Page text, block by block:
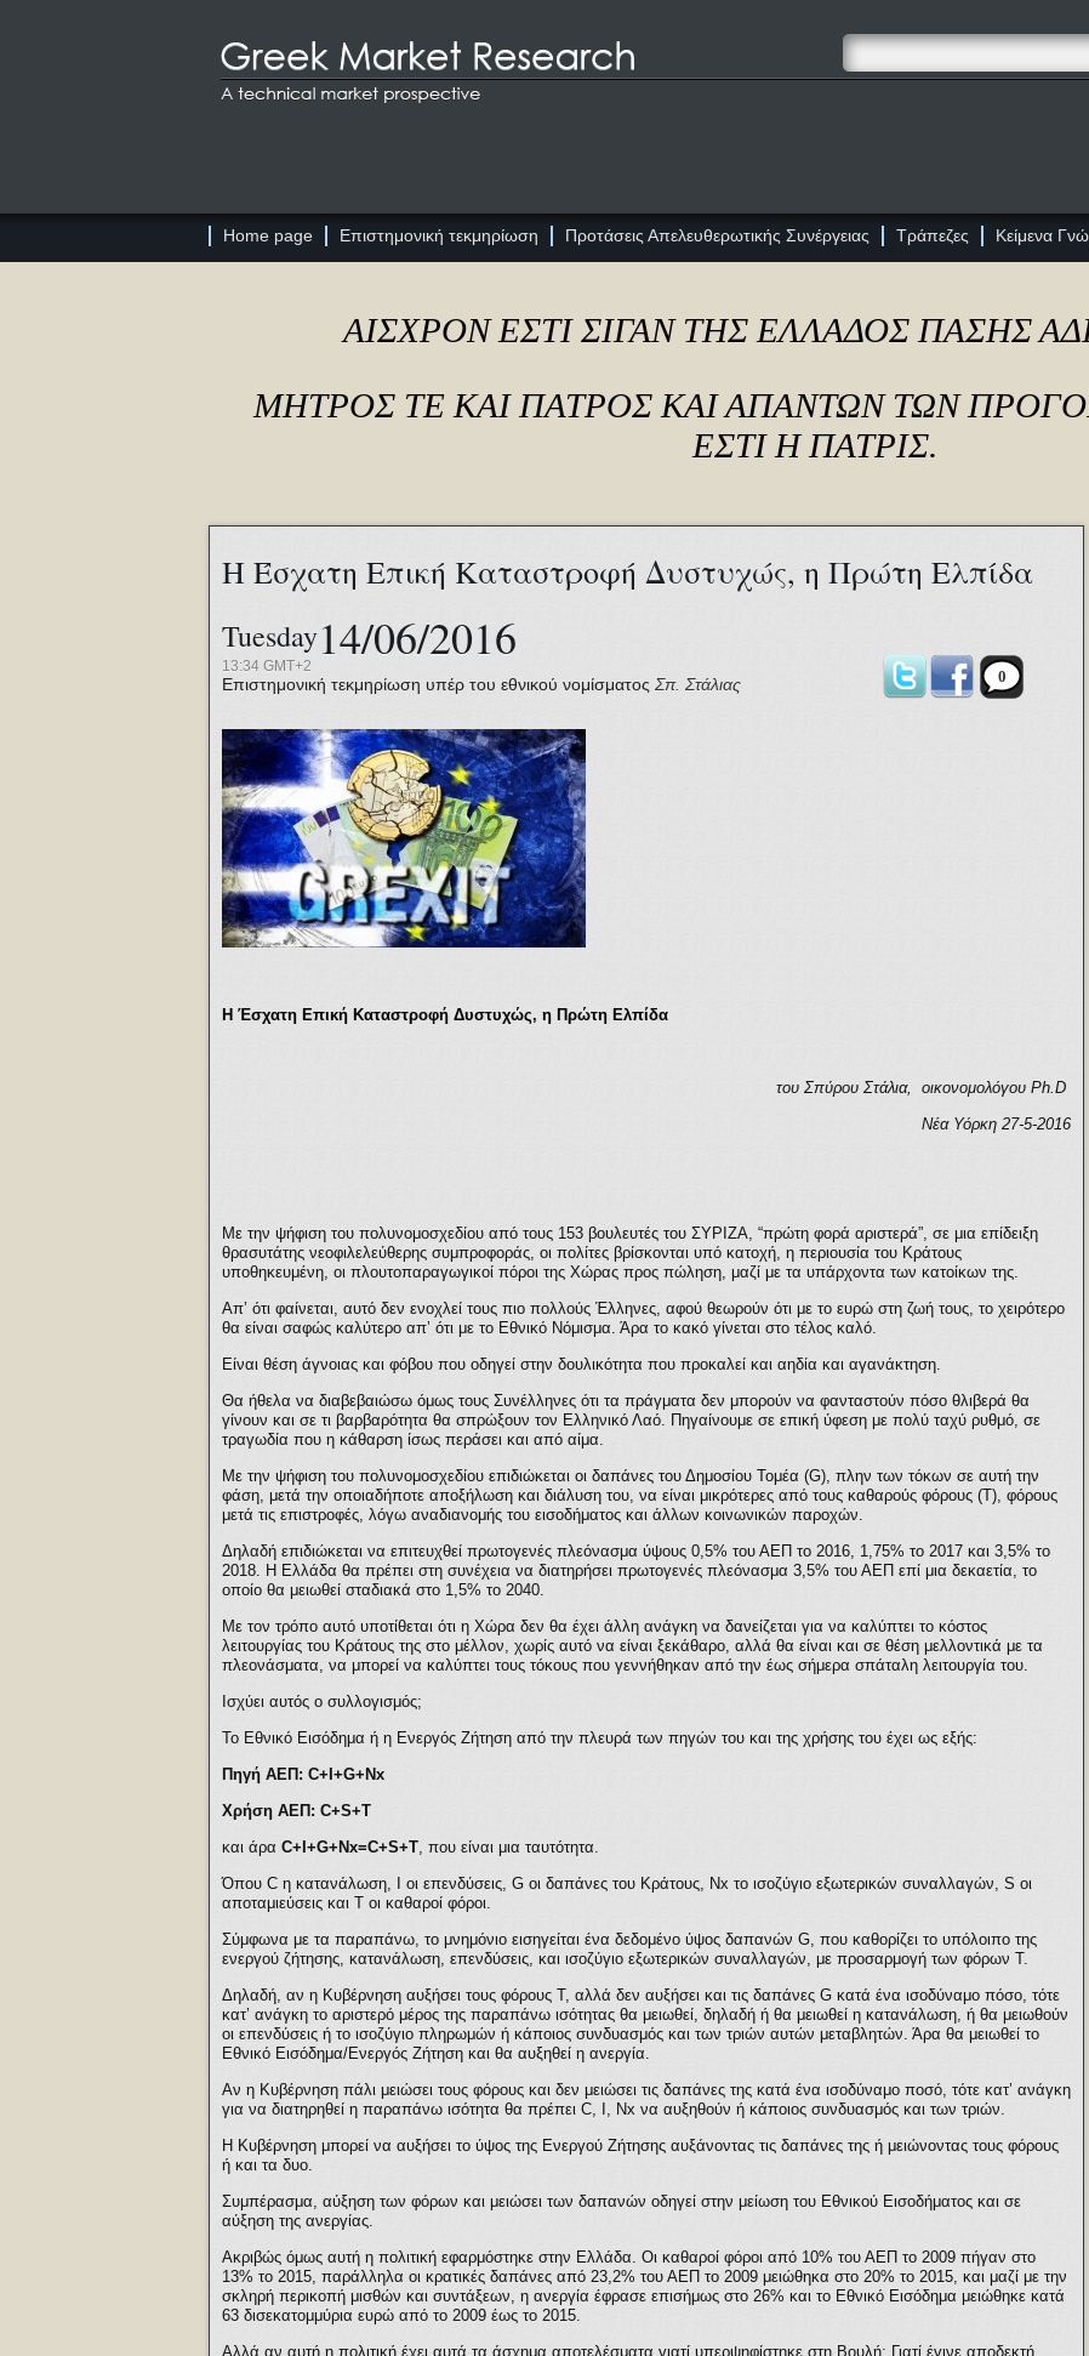
Home page Επιστημονική τεκμηρίωση Προτάσεις Απελευθερωτικής Συνέργειας Τράπεζες Κείμενα
ΑΙΣΧΡΟΝ ΕΣΤΙ ΣΙΓΑΝ ΤΗΣ ΕΛΛΑΔΟΣ ΠΑΣΗΣ
ΜΗΤΡΟΣ ΤΕ ΚΑΙ ΠΑΤΡΟΣ ΚΑΙ ΑΠΑΝΤΩΝ ΤΩΝ
ΕΣΤΙ Η ΠΑΤΡΙΣ.
Η Έσχατη Επική Καταστροφή Δυστυχώς, η Πρώτη Ελπίδα
Tuesday14/06/2016
13:34 GMT+2
Επιστημονική τεκμηρίωση υπέρ του εθνικού νομίσματος Σπ. Στάλιας 0
Η Έσχατη Επική Καταστροφή Δυστυχώς, η Πρώτη Ελπίδα
του Σπύρου Στάλια, οικονομολόγου Ph.D
Νέα Υόρκη 27-5-2016
Με την ψήφιση του πολυνομοσχεδίου από τους 153 βουλευτές του ΣΥΡΙΖΑ, “πρώτη φορά αριστερά”, σε μια επίδειξη
θρασυτάτης νεοφιλελεύθερης συμπροφοράς, οι πολίτες βρίσκονται υπό κατοχή, η περιουσία του Κράτους
υποθηκευμένη, οι πλουτοπαραγωγικοί πόροι της Χώρας προς πώληση, μαζί με τα υπάρχοντα των κατοίκων της.
Απ’ ότι φαίνεται, αυτό δεν ενοχλεί τους πιο πολλούς Έλληνες, αφού θεωρούν ότι με το ευρώ στη ζωή τους, το χειρότερο
θα είναι σαφώς καλύτερο απ’ ότι με το Εθνικό Νόμισμα. Άρα το κακό γίνεται στο τέλος καλό.
Είναι θέση άγνοιας και φόβου που οδηγεί στην δουλικότητα που προκαλεί και αηδία και αγανάκτηση.
Θα ήθελα να διαβεβαιώσω όμως τους Συνέλληνες ότι τα πράγματα δεν μπορούν να φανταστούν πόσο θλιβερά θα
γίνουν και σε τι βαρβαρότητα θα σπρώξουν τον Ελληνικό Λαό. Πηγαίνουμε σε επική ύφεση με πολύ ταχύ ρυθμό, σε
τραγωδία που η κάθαρση ίσως περάσει και από αίμα.
Με την ψήφιση του πολυνομοσχεδίου επιδιώκεται οι δαπάνες του Δημοσίου Τομέα (G), πλην των τόκων σε αυτή την
φάση, μετά την οποιαδήποτε αποξήλωση και διάλυση του, να είναι μικρότερες από τους καθαρούς φόρους (Τ), φόρους
μετά τις επιστροφές, λόγω αναδιανομής του εισοδήματος και άλλων κοινωνικών παροχών.
Δηλαδή επιδιώκεται να επιτευχθεί πρωτογενές πλεόνασμα ύψους 0,5% του ΑΕΠ το 2016, 1,75% το 2017 και 3,5% το
2018. Η Ελλάδα θα πρέπει στη συνέχεια να διατηρήσει πρωτογενές πλεόνασμα 3,5% του ΑΕΠ επί μια δεκαετία, το
οποίο θα μειωθεί σταδιακά στο 1,5% το 2040.
Με τον τρόπο αυτό υποτίθεται ότι η Χώρα δεν θα έχει άλλη ανάγκη να δανείζεται για να καλύπτει το κόστος
λειτουργίας του Κράτους της στο μέλλον, χωρίς αυτό να είναι ξεκάθαρο, αλλά θα είναι και σε θέση μελλοντικά με τα
πλεονάσματα, να μπορεί να καλύπτει τους τόκους που γεννήθηκαν από την έως σήμερα σπάταλη λειτουργία του.
Ισχύει αυτός ο συλλογισμός;
Το Εθνικό Εισόδημα ή η Ενεργός Ζήτηση από την πλευρά των πηγών του και της χρήσης του έχει ως εξής:
Πηγή ΑΕΠ: C+I+G+Nx
Χρήση ΑΕΠ: C+S+T
και άρα C+I+G+Nx=C+S+T, που είναι μια ταυτότητα.
Όπου C η κατανάλωση, Ι οι επενδύσεις, G οι δαπάνες του Κράτους, Νx το ισοζύγιο εξωτερικών συναλλαγών, S οι
αποταμιεύσεις και Τ οι καθαροί φόροι.
Σύμφωνα με τα παραπάνω, το μνημόνιο εισηγείται ένα δεδομένο ύψος δαπανών G, που καθορίζει το υπόλοιπο της
ενεργού ζήτησης, κατανάλωση, επενδύσεις, και ισοζύγιο εξωτερικών συναλλαγών, με προσαρμογή των φόρων T.
Δηλαδή, αν η Κυβέρνηση αυξήσει τους φόρους Τ, αλλά δεν αυξήσει και τις δαπάνες G κατά ένα ισοδύναμο πόσο, τότε
κατ’ ανάγκη το αριστερό μέρος της παραπάνω ισότητας θα μειωθεί, δηλαδή ή θα μειωθεί η κατανάλωση, ή θα μειωθούν
οι επενδύσεις ή το ισοζύγιο πληρωμών ή κάποιος συνδυασμός και των τριών αυτών μεταβλητών. Άρα θα μειωθεί το
Εθνικό Εισόδημα/Ενεργός Ζήτηση και θα αυξηθεί η ανεργία.
Αν η Κυβέρνηση πάλι μειώσει τους φόρους και δεν μειώσει τις δαπάνες της κατά ένα ισοδύναμο ποσό, τότε κατ’ ανάγκη
για να διατηρηθεί η παραπάνω ισότητα θα πρέπει C, I, Nx να αυξηθούν ή κάποιος συνδυασμός και των τριών.
Η Κυβέρνηση μπορεί να αυξήσει το ύψος της Ενεργού Ζήτησης αυξάνοντας τις δαπάνες της ή μειώνοντας τους φόρους
ή και τα δυο.
Συμπέρασμα, αύξηση των φόρων και μειώσει των δαπανών οδηγεί στην μείωση του Εθνικού Εισοδήματος και σε
αύξηση της ανεργίας.
Ακριβώς όμως αυτή η πολιτική εφαρμόστηκε στην Ελλάδα. Οι καθαροί φόροι από 10% του ΑΕΠ το 2009 πήγαν στο
13% το 2015, παράλληλα οι κρατικές δαπάνες από 23,2% του ΑΕΠ το 2009 μειώθηκα στο 20% το 2015, και μαζί με την
σκληρή περικοπή μισθών και συντάξεων, η ανεργία έφρασε επισήμως στο 26% και το Εθνικό Εισόδημα μειώθηκε κατά
63 δισεκατομμύρια ευρώ από το 2009 έως το 2015.
Αλλά αν αυτή η πολιτική έχει αυτά τα άσχημα αποτελέσματα γιατί υπερψηφίστηκε στη Βουλή; Γιατί έγινε αποδεκτή,